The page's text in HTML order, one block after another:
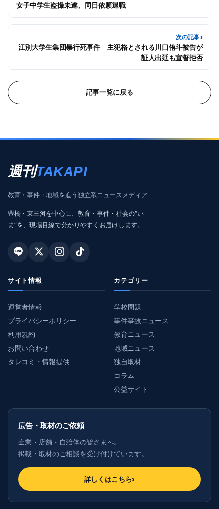
女子中学生盗撮未遂、同日依願退職
次の記事 ›
江別大学生集団暴行死事件 主犯格とされる川口侑斗被告が
証人出廷も宣誓拒否
記事一覧に戻る
週刊TAKAPI
教育・事件・地域を追う独立系ニュースメディア
豊橋・東三河を中心に、教育・事件・社会の“い
ま”を、現場目線で分かりやすくお届けします。
サイト情報
運営者情報
プライバシーポリシー
利用規約
お問い合わせ
タレコミ・情報提供
カテゴリー
学校問題
事件事故ニュース
教育ニュース
地域ニュース
独自取材
コラム
公益サイト
広告・取材のご依頼
企業・店舗・自治体の皆さまへ。
掲載・取材のご相談を受け付けています。
詳しくはこちら›